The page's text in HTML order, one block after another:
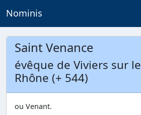
Nominis
Saint Venance
évêque de Viviers sur le
Rhône (+ 544)
ou Venant.